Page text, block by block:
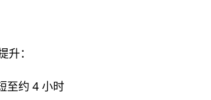
：
至约 4 小时